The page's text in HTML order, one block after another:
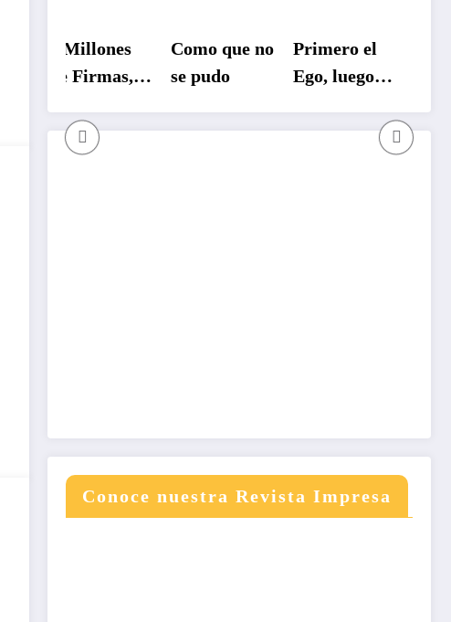
5 Millones
de Firmas, 5
Sueños
Como que no
se pudo
Primero el
Ego, luego
Un país
atrapado
promesas
los
Conoce nuestra Revista Impresa